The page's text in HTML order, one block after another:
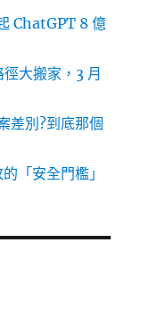
ChatGPT 8 億
大搬家，3 月
別?到底那個
「安全門檻」